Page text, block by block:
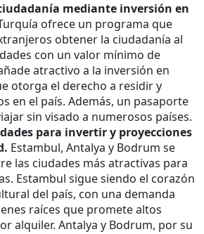
mediante inversión en
ofrece un programa que
obtener la ciudadanía al
con un valor mínimo de
atractivo a la inversión en
otorga el derecho a residir y
en el país. Además, un pasaporte
sin visado a numerosos países.
para invertir y proyecciones
Estambul, Antalya y Bodrum se
las ciudades más atractivas para
Estambul sigue siendo el corazón
del país, con una demanda
raíces que promete altos
alquiler. Antalya y Bodrum, por su